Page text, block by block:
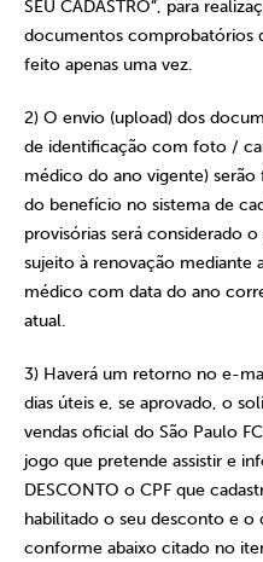
SEU CADASTRO”, para
documentos comprobatórios
feito apenas uma vez.
2) O envio (upload) dos
de identificação com foto /
médico do ano vigente) serão
do benefício no sistema de
provisórias será considerado
sujeito à renovação mediante
médico com data do ano
atual.
3) Haverá um retorno no e-
dias úteis e, se aprovado, o
vendas oficial do São Paulo
jogo que pretende assistir e
DESCONTO o CPF que
habilitado o seu desconto e o
conforme abaixo citado no